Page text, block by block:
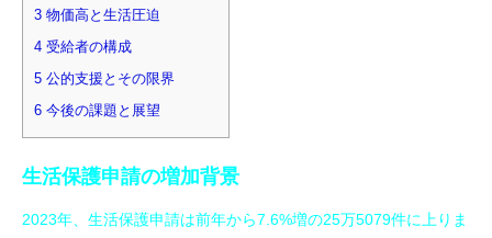
3 物価高と生活圧迫
4 受給者の構成
5 公的支援とその限界
6 今後の課題と展望
生活保護申請の増加背景
2023年、生活保護申請は前年から7.6%増の25万5079件に上りま